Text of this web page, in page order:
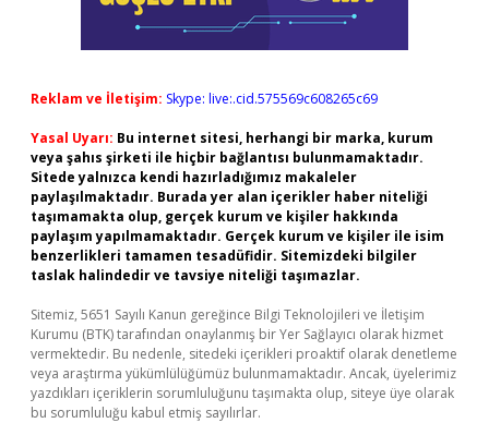
Reklam ve İletişim: Skype: live:.cid.575569c608265c69
Yasal Uyarı: Bu internet sitesi, herhangi bir marka, kurum
veya şahıs şirketi ile hiçbir bağlantısı bulunmamaktadır.
Sitede yalnızca kendi hazırladığımız makaleler
paylaşılmaktadır. Burada yer alan içerikler haber niteliği
taşımamakta olup, gerçek kurum ve kişiler hakkında
paylaşım yapılmamaktadır. Gerçek kurum ve kişiler ile isim
benzerlikleri tamamen tesadüfidir. Sitemizdeki bilgiler
taslak halindedir ve tavsiye niteliği taşımazlar.
Sitemiz, 5651 Sayılı Kanun gereğince Bilgi Teknolojileri ve İletişim
Kurumu (BTK) tarafından onaylanmış bir Yer Sağlayıcı olarak hizmet
vermektedir. Bu nedenle, sitedeki içerikleri proaktif olarak denetleme
veya araştırma yükümlülüğümüz bulunmamaktadır. Ancak, üyelerimiz
yazdıkları içeriklerin sorumluluğunu taşımakta olup, siteye üye olarak
bu sorumluluğu kabul etmiş sayılırlar.